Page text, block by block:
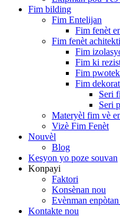
Fim bilding
Fim Entelijan
Fim fenèt
Fim fenèt achitekti
Fim
Fim ki
Fim
Fim
Seri
Seri
Materyèl fim vè
Vizè Fim Fenèt
Nouvèl
Blog
Kesyon yo poze souvan
Konpayi
Faktori
Konsènan nou
Evènman
Kontakte nou